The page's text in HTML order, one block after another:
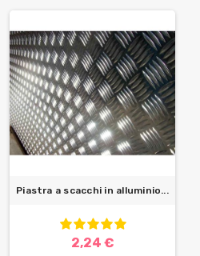
Piastra a scacchi in alluminio...
2,24 €